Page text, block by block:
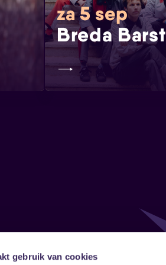
gebruik van cookies
za 5 sep
Breda Barst